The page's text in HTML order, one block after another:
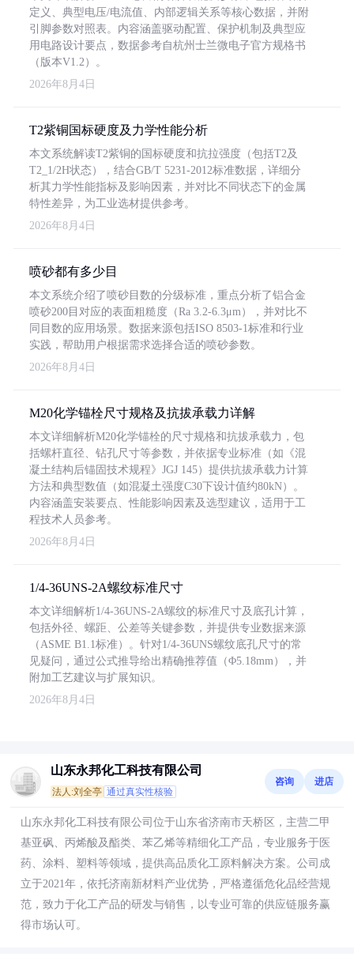
定义、典型电压/电流值、内部逻辑关系等核心数据，并附
引脚参数对照表。内容涵盖驱动配置、保护机制及典型应
用电路设计要点，数据参考自杭州士兰微电子官方规格书
（版本V1.2）。
2026年8月4日
T2紫铜国标硬度及力学性能分析
本文系统解读T2紫铜的国标硬度和抗拉强度（包括T2及
T2_1/2H状态），结合GB/T 5231-2012标准数据，详细分
析其力学性能指标及影响因素，并对比不同状态下的金属
特性差异，为工业选材提供参考。
2026年8月4日
喷砂都有多少目
本文系统介绍了喷砂目数的分级标准，重点分析了铝合金
喷砂200目对应的表面粗糙度（Ra 3.2-6.3μm），并对比不
同目数的应用场景。数据来源包括ISO 8503-1标准和行业
实践，帮助用户根据需求选择合适的喷砂参数。
2026年8月4日
M20化学锚栓尺寸规格及抗拔承载力详解
本文详细解析M20化学锚栓的尺寸规格和抗拔承载力，包
括螺杆直径、钻孔尺寸等参数，并依据专业标准（如《混
凝土结构后锚固技术规程》JGJ 145）提供抗拔承载力计算
方法和典型数值（如混凝土强度C30下设计值约80kN）。
内容涵盖安装要点、性能影响因素及选型建议，适用于工
程技术人员参考。
2026年8月4日
1/4-36UNS-2A螺纹标准尺寸
本文详细解析1/4-36UNS-2A螺纹的标准尺寸及底孔计算，
包括外径、螺距、公差等关键参数，并提供专业数据来源
（ASME B1.1标准）。针对1/4-36UNS螺纹底孔尺寸的常
见疑问，通过公式推导给出精确推荐值（Φ5.18mm），并
附加工艺建议与扩展知识。
2026年8月4日
山东永邦化工科技有限公司
法人:刘全亭 通过真实性核验
咨询 进店
山东永邦化工科技有限公司位于山东省济南市天桥区，主营二甲
基亚砜、丙烯酸及酯类、苯乙烯等精细化工产品，专业服务于医
药、涂料、塑料等领域，提供高品质化工原料解决方案。公司成
立于2021年，依托济南新材料产业优势，严格遵循危化品经营规
范，致力于化工产品的研发与销售，以专业可靠的供应链服务赢
得市场认可。